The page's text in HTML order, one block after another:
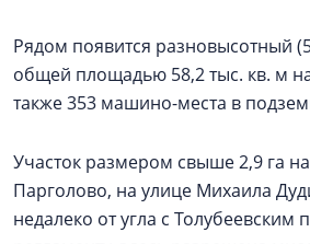
Рядом появится разновысотный
общей площадью 58,2 тыс. кв. м
также 353 машино-места в
Участок размером свыше 2,9 га
Парголово, на улице Михаила
недалеко от угла с Толубеевским